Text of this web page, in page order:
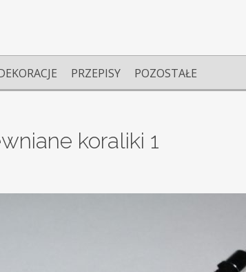
PRZEPISY POZOSTAŁE
koraliki 1